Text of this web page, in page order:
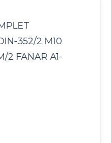
352/2 M10
2 FANAR A1-